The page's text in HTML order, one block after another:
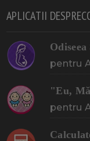
APLICATII
pentru
"Eu,
pentru